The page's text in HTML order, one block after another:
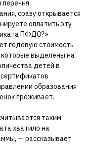
перечня
сразу открывается
оплатить эту
ПФДО?»
годовую стоимость
которые выделены на
детей в
образования
проживает.
таким
хватило на
— рассказывает